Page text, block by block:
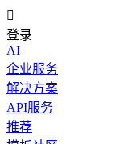

登录
AI
企业服务
解决方案
API服务
推荐